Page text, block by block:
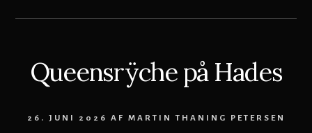
Queensrÿche på Hades
26. JUNI 2026 AF MARTIN THANING PETERSEN